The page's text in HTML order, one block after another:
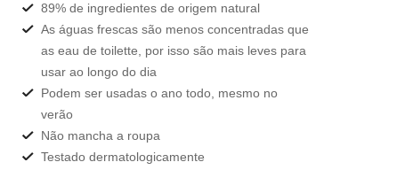
89% de ingredientes de origem natural
As águas frescas são menos concentradas que
as eau de toilette, por isso são mais leves para
usar ao longo do dia
Podem ser usadas o ano todo, mesmo no
verão
Não mancha a roupa
Testado dermatologicamente